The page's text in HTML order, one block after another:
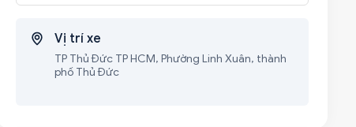
Vị trí xe
TP Thủ Đức TP HCM, Phường Linh Xuân, thành
phố Thủ Đức